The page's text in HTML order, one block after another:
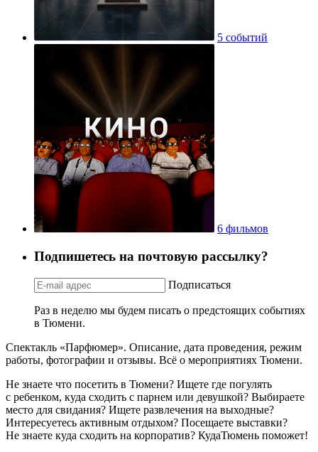
5 событий
6 фильмов
Подпишетесь на почтовую рассылку?
Подписаться
Раз в неделю мы будем писать о предстоящих событиях
в Тюмени.
Спектакль «Парфюмер». Описание, дата проведения, режим
работы, фотографии и отзывы. Всё о мероприятиях Тюмени.
Не знаете что посетить в Тюмени? Ищете где погулять
с ребенком, куда сходить с парнем или девушкой? Выбираете
место для свидания? Ищете развлечения на выходные?
Интересуетесь активным отдыхом? Посещаете выставки?
Не знаете куда сходить на корпоратив? КудаТюмень поможет!